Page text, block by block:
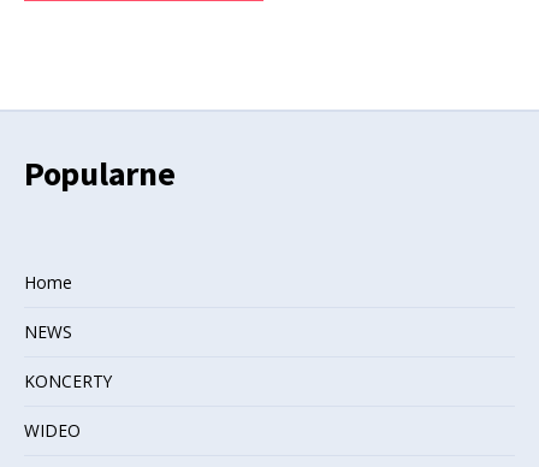
Popularne
Home
NEWS
KONCERTY
WIDEO